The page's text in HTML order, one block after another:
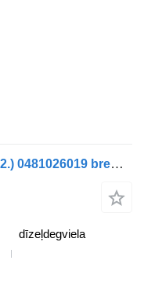
Bosch FH12 1. sērija (01.93.–12.02.) 0481026019 bremžu regulētājvārsts paredzēts Volvo FH12, FH16, NH12, FH, VNL780 (1993-2014) kravas automašīnas
dīzeļdegviela